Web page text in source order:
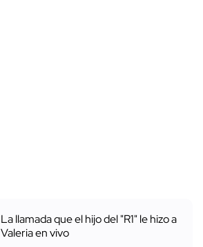
La llamada que el hijo del "R1" le hizo a
Valeria en vivo